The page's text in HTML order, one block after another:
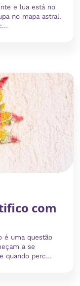
e lua está no
no mapa astral.
com
é uma questão
a se
quando perc...